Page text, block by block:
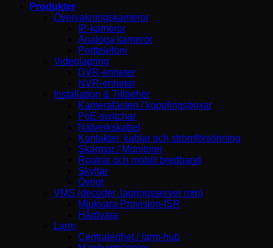
Produkter
Övervakningskameror
IP-kameror
Analoga kameror
Porttelefoni
Videolagring
DVR-enheter
NVR-enheter
Installation & Tillbehör
Kamerafästen / kopplingsboxar
PoE-switchar
Nätverkskabel
Kontakter, kablar och strömförsörjning
Skärmar / Monitorer
Routrar och mobilt bredband
Skyltar
Övrigt
VMS (decoder, lagringsserver mm)
Mjukvara Provision-ISR
Hårdvara
Larm
Centralenhet / larm-hub